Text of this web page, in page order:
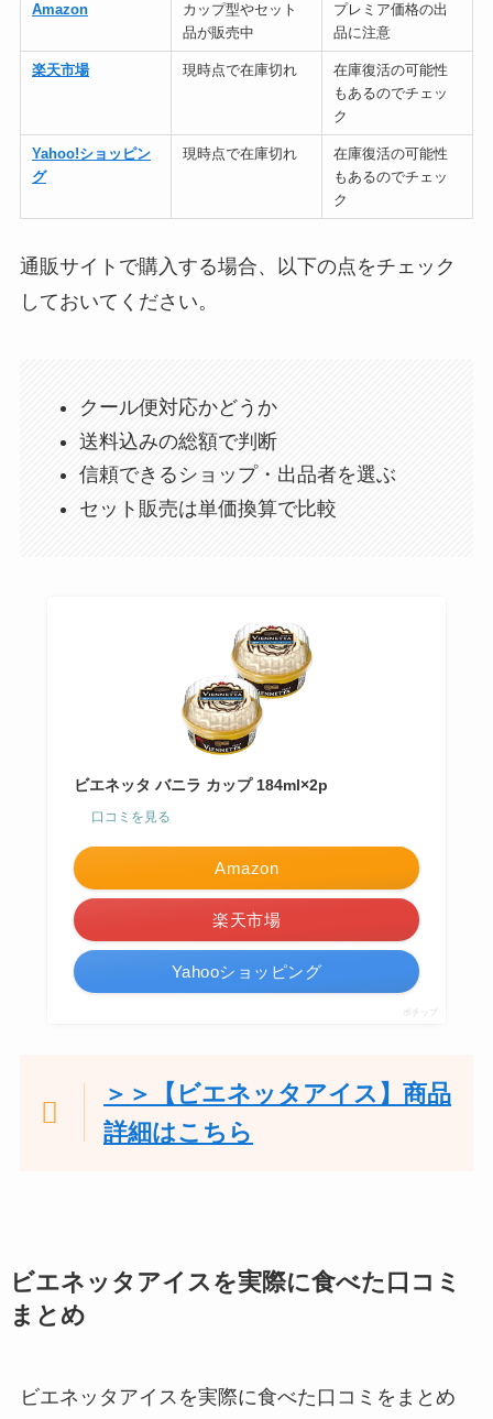
Amazon
カップ型やセット
品が販売中
プレミア価格の出
品に注意
楽天市場 現時点で在庫切れ
在庫復活の可能性
もあるのでチェッ
ク
Yahoo!ショッピン
グ
現時点で在庫切れ
在庫復活の可能性
もあるのでチェッ
ク
通販サイトで購入する場合、以下の点をチェック
しておいてください。
クール便対応かどうか
送料込みの総額で判断
信頼できるショップ・出品者を選ぶ
セット販売は単価換算で比較
ビエネッタ バニラ カップ 184ml×2p
口コミを見る
Amazon
楽天市場
Yahooショッピング
ポチップ
＞＞【ビエネッタアイス】商品
詳細はこちら
ビエネッタアイスを実際に食べた口コミ
まとめ
ビエネッタアイスを実際に食べた口コミをまとめ